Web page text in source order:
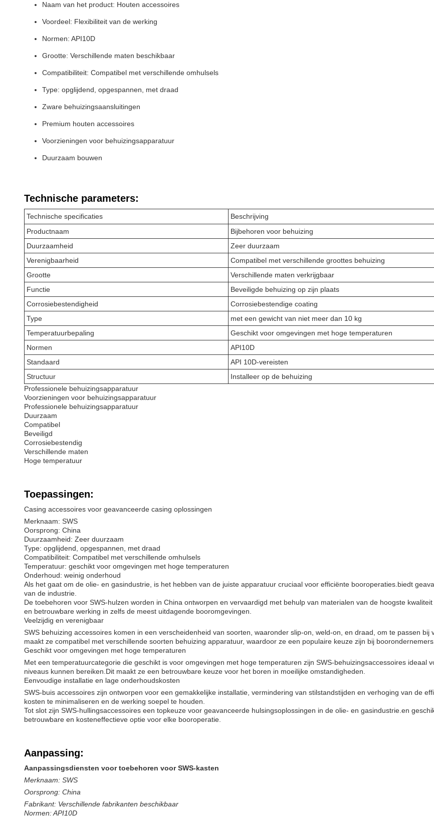
Naam van het product: Houten accessoires
Voordeel: Flexibiliteit van de werking
Normen: API10D
Grootte: Verschillende maten beschikbaar
Compatibiliteit: Compatibel met verschillende omhulsels
Type: opglijdend, opgespannen, met draad
Zware behuizingsaansluitingen
Premium houten accessoires
Voorzieningen voor behuizingsapparatuur
Duurzaam bouwen
Technische parameters:
Technische specificaties
Beschrijving
Productnaam
Bijbehoren voor behuizing
Duurzaamheid
Zeer duurzaam
Verenigbaarheid
Compatibel met verschillende groottes behuizing
Grootte
Verschillende maten verkrijgbaar
Functie
Beveiligde behuizing op zijn plaats
Corrosiebestendigheid
Corrosiebestendige coating
Type
met een gewicht van niet meer dan 10 kg
Temperatuurbepaling
Geschikt voor omgevingen met hoge temperaturen
Normen
API10D
Standaard
API 10D-vereisten
Structuur
Installeer op de behuizing
Professionele behuizingsapparatuur
Voorzieningen voor behuizingsapparatuur
Professionele behuizingsapparatuur
Duurzaam
Compatibel
Beveiligd
Corrosiebestendig
Verschillende maten
Hoge temperatuur
Toepassingen:
Casing accessoires voor geavanceerde casing oplossingen
Merknaam: SWS
Oorsprong: China
Duurzaamheid: Zeer duurzaam
Type: opglijdend, opgespannen, met draad
Compatibiliteit: Compatibel met verschillende omhulsels
Temperatuur: geschikt voor omgevingen met hoge temperaturen
Onderhoud: weinig onderhoud
Als het gaat om de olie- en gasindustrie, is het hebben van de juiste apparatuur cruciaal voor efficiënte booroperaties.biedt
van de industrie.
De toebehoren voor SWS-hulzen worden in China ontworpen en vervaardigd met behulp van materialen van de hoogste
en betrouwbare werking in zelfs de meest uitdagende booromgevingen.
Veelzijdig en verenigbaar
SWS behuizing accessoires komen in een verscheidenheid van soorten, waaronder slip-on, weld-on, en draad, om te passen
maakt ze compatibel met verschillende soorten behuizing apparatuur, waardoor ze een populaire keuze zijn bij boorondernemers.
Geschikt voor omgevingen met hoge temperaturen
Met een temperatuurcategorie die geschikt is voor omgevingen met hoge temperaturen zijn SWS-behuizingsaccessoires ideaal
niveaus kunnen bereiken.Dit maakt ze een betrouwbare keuze voor het boren in moeilijke omstandigheden.
Eenvoudige installatie en lage onderhoudskosten
SWS-buis accessoires zijn ontworpen voor een gemakkelijke installatie, vermindering van stilstandstijden en verhoging van de
kosten te minimaliseren en de werking soepel te houden.
Tot slot zijn SWS-hullingsaccessoires een topkeuze voor geavanceerde hulsingsoplossingen in de olie- en gasindustrie.en
betrouwbare en kosteneffectieve optie voor elke booroperatie.
Aanpassing:
Aanpassingsdiensten voor toebehoren voor SWS-kasten
Merknaam: SWS
Oorsprong: China
Fabrikant: Verschillende fabrikanten beschikbaar
Normen: API10D